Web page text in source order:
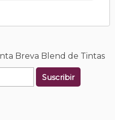
Breva Blend de Tintas
Suscribir